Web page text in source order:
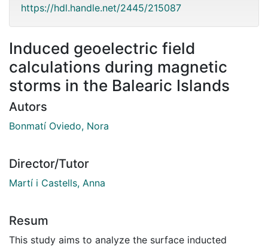
https://hdl.handle.net/2445/215087
Induced geoelectric field
calculations during magnetic
storms in the Balearic Islands
Autors
Bonmatí Oviedo, Nora
Director/Tutor
Martí i Castells, Anna
Resum
This study aims to analyze the surface inducted